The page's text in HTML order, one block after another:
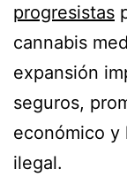
progresistas
cannabis
expansión
seguros,
económico y
ilegal.